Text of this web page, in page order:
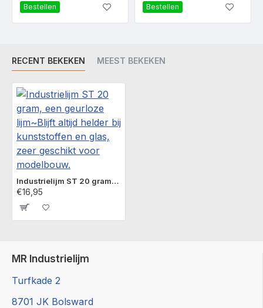
De lijm altijd aan een zijdeopbrengen 30-60 seconden
hetoptimale lijmresultaat.
Delijm is niet geschikt voor teflon, polyethyleen of
polypropyleen, dat kunt u meestal verlijmen nadat het met de
MRPE/PP primer voorbehandeld is.
Bestellen Bestellen
RECENT BEKEKEN MEEST BEKEKEN
Industrielijm ST 20 gram, een geurloze lijm~Blijft altijd helder bij kunststoffen en glas, zeer geschikt voor modelbouw.
€16,95
MR Industrielijm
Turfkade 2
8701 JK Bolsward